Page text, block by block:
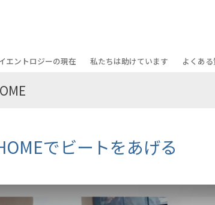
ション
ズ
エントロジーの現在
ンド・オープニング
ッド･ミスキャベッジ氏—
の教会指導者
私たちは助けています
クリミノン
真実を知ってください：薬物
よくあ
一般向け講演
初級のサービス
でビートをあげる